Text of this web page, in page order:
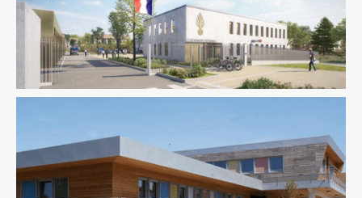
Équipement Public Fluides Sûreté Sécurité Thermique
Économie De La Construction Équipement Public Fluides
Structure Thermique